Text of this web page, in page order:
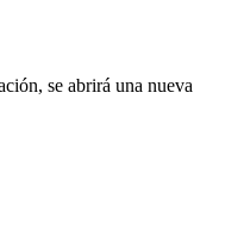
se abrirá una nueva